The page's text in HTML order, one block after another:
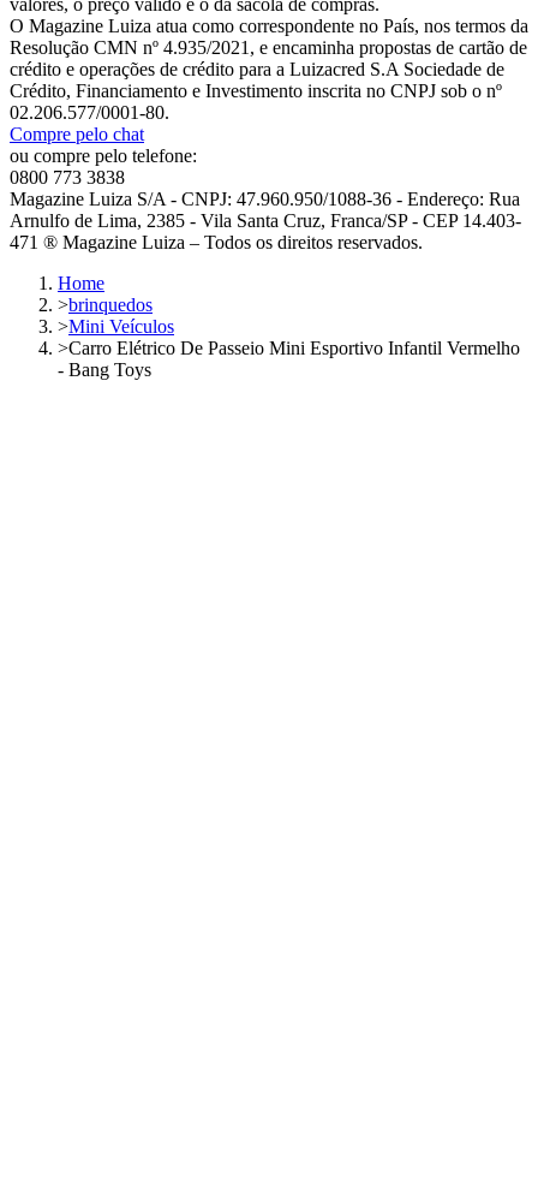
valores, o preço válido é o da sacola de compras.
O Magazine Luiza atua como correspondente no País, nos termos da
Resolução CMN nº 4.935/2021, e encaminha propostas de cartão de
crédito e operações de crédito para a Luizacred S.A Sociedade de
Crédito, Financiamento e Investimento inscrita no CNPJ sob o nº
02.206.577/0001-80.
Compre pelo chat
ou compre pelo telefone:
0800 773 3838
Magazine Luiza S/A - CNPJ: 47.960.950/1088-36 - Endereço: Rua
Arnulfo de Lima, 2385 - Vila Santa Cruz, Franca/SP - CEP 14.403-
471 ® Magazine Luiza – Todos os direitos reservados.
Home
>brinquedos
>Mini Veículos
>Carro Elétrico De Passeio Mini Esportivo Infantil Vermelho
- Bang Toys